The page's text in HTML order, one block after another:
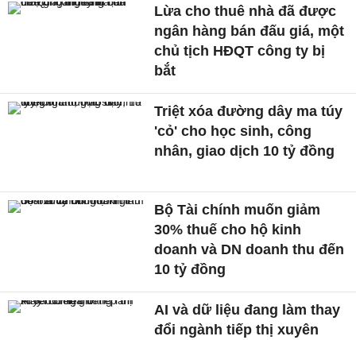
Lừa cho thuê nhà đã được
ngân hàng bán đấu giá, một
chủ tịch HĐQT công ty bị
bắt
Triệt xóa đường dây ma túy
'cỏ' cho học sinh, công
nhân, giao dịch 10 tỷ đồng
Bộ Tài chính muốn giảm
30% thuế cho hộ kinh
doanh và DN doanh thu đến
10 tỷ đồng
AI và dữ liệu đang làm thay
đổi ngành tiếp thị xuyên